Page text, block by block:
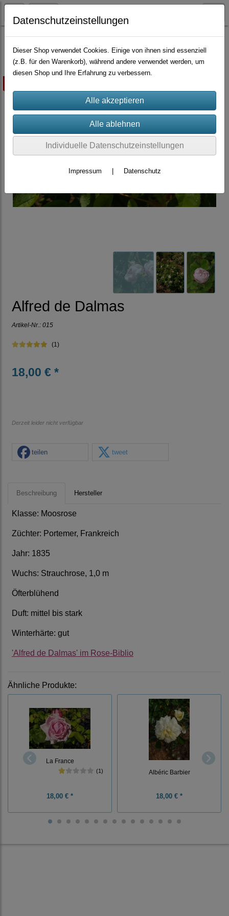
Container-Rosen
Alfred de Dalmas
Artikel-Nr.: 015
(1)
18,00 € *
Derzeit leider nicht verfügbar
teilen tweet
Beschreibung Hersteller
Klasse: Moosrose
Züchter: Portemer, Frankreich
Jahr: 1835
Wuchs: Strauchrose, 1,0 m
Öfterblühend
Duft: mittel bis stark
Winterhärte: gut
'Alfred de Dalmas' im Rose-Biblio
Ähnliche Produkte:
La France
(1)
18,00 € *
Albéric Barbier
18,00 € *
Datenschutzeinstellungen
Dieser Shop verwendet Cookies. Einige von ihnen sind essenziell
(z.B. für den Warenkorb), während andere verwendet werden, um
diesen Shop und Ihre Erfahrung zu verbessern.
Individuelle Datenschutzeinstellungen
Impressum Datenschutz